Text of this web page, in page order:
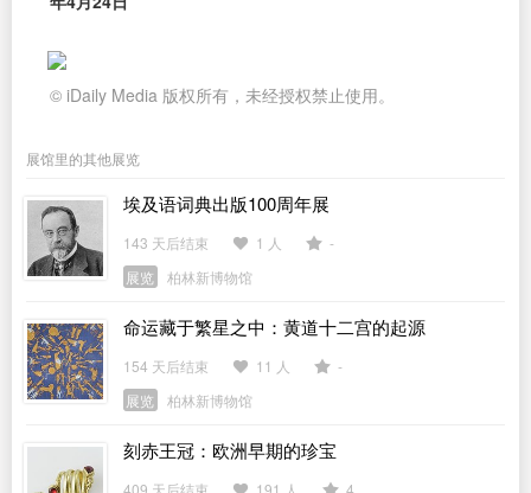
© iDaily Media 版权所有，未经授权禁止使用。
展馆里的其他展览
埃及语词典出版100周年展
143 天后结束 1 人
-
展览
柏林新博物馆
命运藏于繁星之中：黄道十二宫的起源
154 天后结束 11 人
-
展览
柏林新博物馆
刻赤王冠：欧洲早期的珍宝
409 天后结束 191 人
4